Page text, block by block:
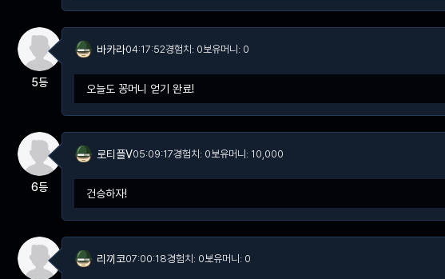
5등
바카라04:17:52경험치: 0보유머니: 0
오늘도 꽁머니 얻기 완료!
6등
로티플V05:09:17경험치: 0보유머니: 10,000
건승하자!
리끼코07:00:18경험치: 0보유머니: 0